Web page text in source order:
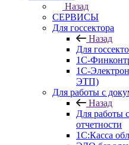
Назад
СЕРВИСЫ
Для госсектора
Назад
Для
1С-
1С-
ЭТП)
Для работы с
Назад
Для работы
отчетности
1С:Касса